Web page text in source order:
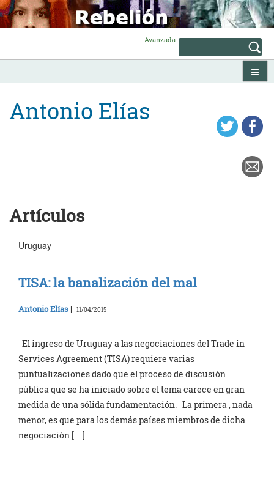
Skip
to
content
Avanzada
Antonio Elías
Artículos
Uruguay
TISA: la banalización del mal
Antonio Elías | 11/04/2015
El ingreso de Uruguay a las negociaciones del Trade in
Services Agreement (TISA) requiere varias
puntualizaciones dado que el proceso de discusión
pública que se ha iniciado sobre el tema carece en gran
medida de una sólida fundamentación. La primera , nada
menor, es que para los demás países miembros de dicha
negociación […]